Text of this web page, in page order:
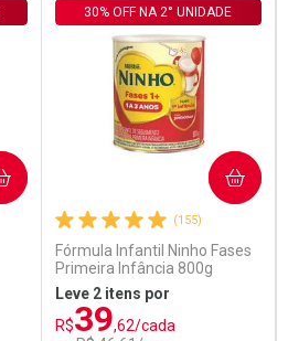
(155)
Fórmula Infantil Ninho Fases
Primeira Infância 800g
30% OFF NA 2° UNIDADE
Leve 2 itens por
R$39,62/cada
COMPRAR